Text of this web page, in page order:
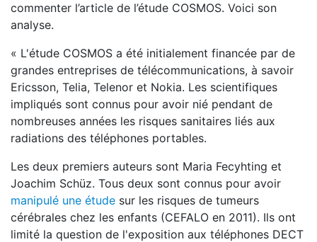
commenter l’article de l’étude COSMOS. Voici son
analyse.
« L'étude COSMOS a été initialement financée par de
grandes entreprises de télécommunications, à savoir
Ericsson, Telia, Telenor et Nokia. Les scientifiques
impliqués sont connus pour avoir nié pendant de
nombreuses années les risques sanitaires liés aux
radiations des téléphones portables.
Les deux premiers auteurs sont Maria Fecyhting et
Joachim Schüz. Tous deux sont connus pour avoir
manipulé une étude sur les risques de tumeurs
cérébrales chez les enfants (CEFALO en 2011). Ils ont
limité la question de l'exposition aux téléphones DECT